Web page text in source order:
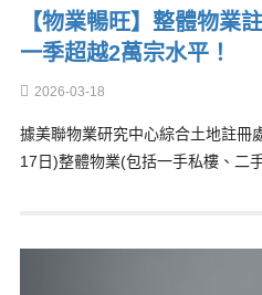
【物業暢旺】整體物業
一季超越2萬宗水平！
2026-03-18
據美聯物業研究中心綜合土地註冊
17日)整體物業(包括一手私樓、二